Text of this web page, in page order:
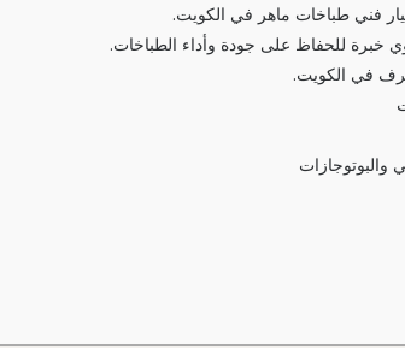
فني طباخات ماهر في الكويت.
خبرة للحفاظ على جودة وأداء الطباخات.
في الكويت.
والبوتوجازات